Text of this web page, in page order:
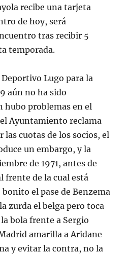
recibe una tarjeta
de hoy, será
tras recibir 5
temporada.
Lugo para la
aún no ha sido
hubo problemas en el
Ayuntamiento reclama
las cuotas de los socios, el
un embargo, y la
de 1971, antes de
frente de la cual está
el pase de Benzema
zurda el belga pero toca
bola frente a Sergio
amarilla a Aridane
y evitar la contra, no la